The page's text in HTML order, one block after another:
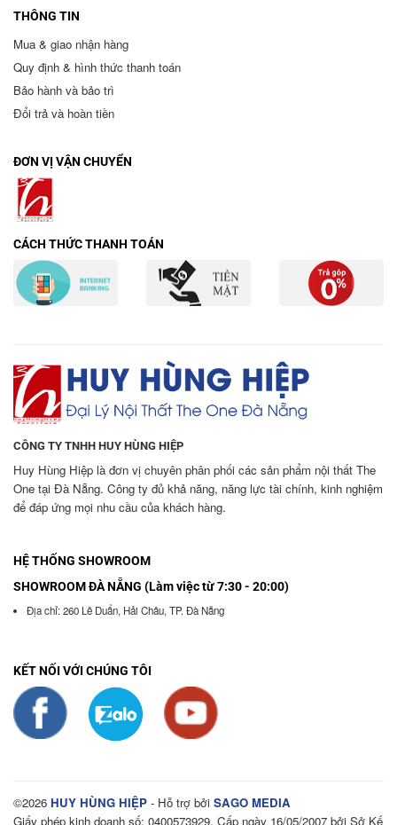
THÔNG TIN
Mua & giao nhận hàng
Quy định & hình thức thanh toán
Bảo hành và bảo trì
Đổi trả và hoàn tiền
ĐƠN VỊ VẬN CHUYỂN
CÁCH THỨC THANH TOÁN
CÔNG TY TNHH HUY HÙNG HIỆP
Huy Hùng Hiệp là đơn vị chuyên phân phối các sản phẩm nội thất The
One tại Đà Nẵng. Công ty đủ khả năng, năng lực tài chính, kinh nghiệm
để đáp ứng mọi nhu cầu của khách hàng.
HỆ THỐNG SHOWROOM
SHOWROOM ĐÀ NẴNG (Làm việc từ 7:30 - 20:00)
Địa chỉ: 260 Lê Duẩn, Hải Châu, TP. Đà Nẵng
KẾT NỐI VỚI CHÚNG TÔI
©2026 HUY HÙNG HIỆP - Hỗ trợ bởi SAGO MEDIA
Giấy phép kinh doanh số: 0400573929. Cấp ngày 16/05/2007 bởi Sở Kế